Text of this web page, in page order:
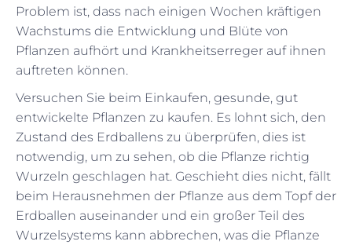
Problem ist, dass nach einigen Wochen kräftigen
Wachstums die Entwicklung und Blüte von
Pflanzen aufhört und Krankheitserreger auf ihnen
auftreten können.
Versuchen Sie beim Einkaufen, gesunde, gut
entwickelte Pflanzen zu kaufen. Es lohnt sich, den
Zustand des Erdballens zu überprüfen, dies ist
notwendig, um zu sehen, ob die Pflanze richtig
Wurzeln geschlagen hat. Geschieht dies nicht, fällt
beim Herausnehmen der Pflanze aus dem Topf der
Erdballen auseinander und ein großer Teil des
Wurzelsystems kann abbrechen, was die Pflanze